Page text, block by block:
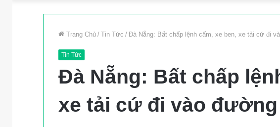
Trang Chủ / Tin Tức / Đà Nẵng: Bất chấp lệnh cấm, xe ben, xe tải cứ đi
Tin Tức
Đà Nẵng: Bất chấp
xe tải cứ đi vào đường